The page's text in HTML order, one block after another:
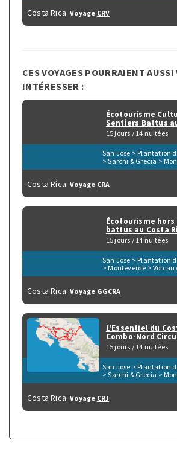
Costa Rica Voyage CRV
CES VOYAGES POURRAIENT AUSSI
INTÉRESSER :
Écotourisme
Sentiers Battus
15 jours / 14 nuitées
San Jose > Plantation
> Sarchi & Grecia >
Arenal > Tortuguero >
Irazu > San Gerardo
d'Osa > Parc de
Manuel Antonio >
Punta Leona > Rio
Costa Rica Voyage CRA
Écotourisme
battus au Costa
15 jours / 14 nuitées
San Jose > Plantation
> Monteverde > Volcan
Tortuguero >
Guayabo > Turrialba >
Irazu > San Gerardo
d'Osa > Parc de
Manuel Antonio >
Punta Leona > Rio
Costa Rica Voyage GGCRA
L'Essentiel du
Combo-Nord
15 jours / 14 nuitées
San Jose > Plantation
> Sarchi & Grecia >
Arenal > Tortuguero >
Costa Rica Voyage CRJ